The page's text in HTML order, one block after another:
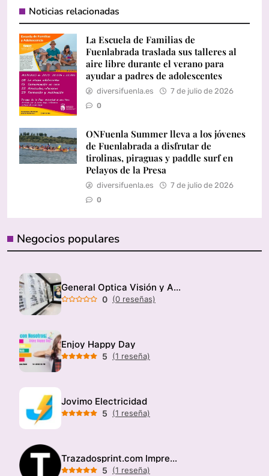
Noticias relacionadas
La Escuela de Familias de
Fuenlabrada traslada sus talleres al
aire libre durante el verano para
ayudar a padres de adolescentes
diversifuenla.es 7 de julio de 2026
0
ONFuenla Summer lleva a los jóvenes
de Fuenlabrada a disfrutar de
tirolinas, piraguas y paddle surf en
Pelayos de la Presa
diversifuenla.es 7 de julio de 2026
0
Negocios populares
General Optica Visión y Audición
0 (0 reseñas)
Enjoy Happy Day
5 (1 reseña)
Jovimo Electricidad
5 (1 reseña)
Trazadosprint.com Imprenta
5 (1 reseña)